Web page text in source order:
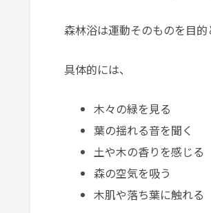
森林浴は運動そのものを目
具体的には、
木々の緑を見る
葉の揺れる音を聞く
土や木の香りを感じる
森の空気を吸う
木肌や落ち葉に触れる